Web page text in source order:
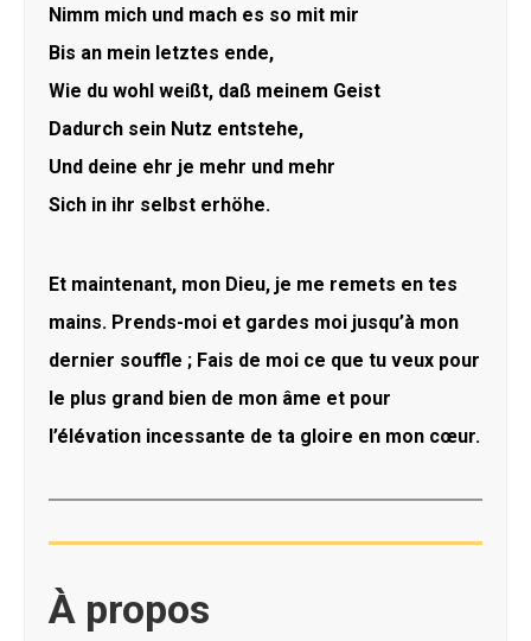
Nimm mich und mach es so mit mir
Bis an mein letztes ende,
Wie du wohl weißt, daß meinem Geist
Dadurch sein Nutz entstehe,
Und deine ehr je mehr und mehr
Sich in ihr selbst erhöhe.
Et maintenant, mon Dieu, je me remets en tes
mains. Prends-moi et gardes moi jusqu’à mon
dernier souffle ; Fais de moi ce que tu veux pour
le plus grand bien de mon âme et pour
l’élévation incessante de ta gloire en mon cœur.
À propos